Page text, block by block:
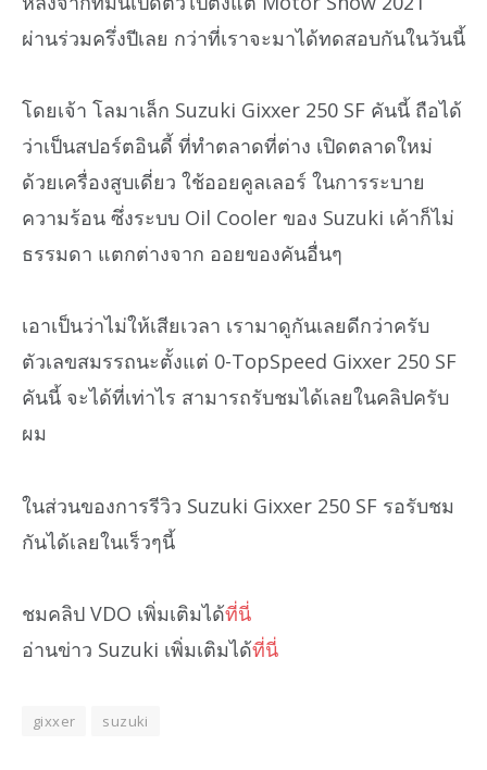
ผ่านร่วมครึ่งปีเลย กว่าที่เราจะมาได้ทดสอบกันในวันนี้
โดยเจ้า โลมาเล็ก Suzuki Gixxer 250 SF คันนี้ ถือได้
ว่าเป็นสปอร์ตอินดี้ ที่ทำตลาดที่ต่าง เปิดตลาดใหม่
ด้วยเครื่องสูบเดี่ยว ใช้ออยคูลเลอร์ ในการระบาย
ความร้อน ซึ่งระบบ Oil Cooler ของ Suzuki เค้าก็ไม่
ธรรมดา แตกต่างจาก ออยของคันอื่นๆ
เอาเป็นว่าไม่ให้เสียเวลา เรามาดูกันเลยดีกว่าครับ
ตัวเลขสมรรถนะตั้งแต่ 0-TopSpeed Gixxer 250 SF
คันนี้ จะได้ที่เท่าไร สามารถรับชมได้เลยในคลิปครับ
ผม
ในส่วนของการรีวิว Suzuki Gixxer 250 SF รอรับชม
กันได้เลยในเร็วๆนี้
ชมคลิป VDO เพิ่มเติมได้ที่นี่
อ่านข่าว Suzuki เพิ่มเติมได้ที่นี่
gixxer suzuki